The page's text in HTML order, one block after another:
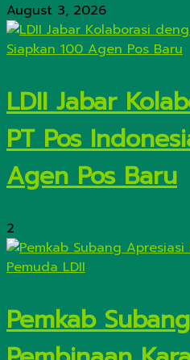
August 3, 2026
LDII Jabar
PT Pos
Agen Pos Baru
2
Pemkab